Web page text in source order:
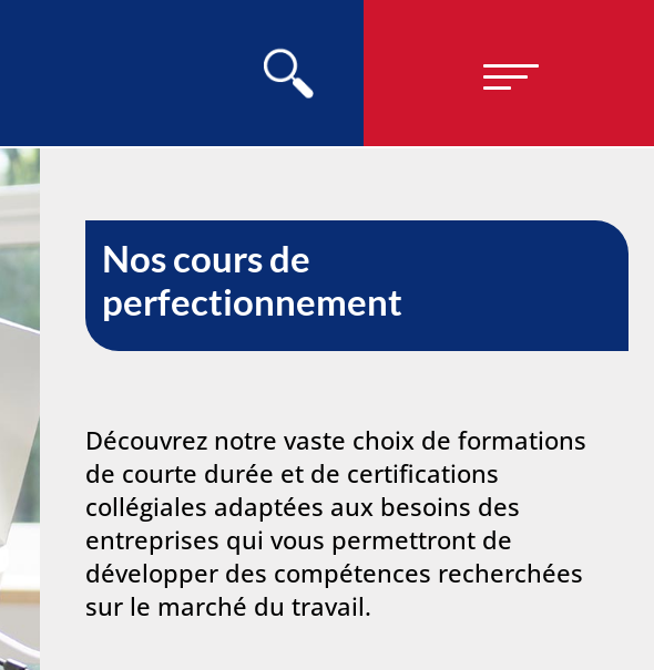
Nos cours de
perfectionnement
Découvrez notre vaste choix de formations
de courte durée et de certifications
collégiales adaptées aux besoins des
entreprises qui vous permettront de
développer des compétences recherchées
sur le marché du travail.